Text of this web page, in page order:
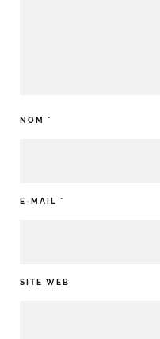
NOM *
E-MAIL *
SITE WEB